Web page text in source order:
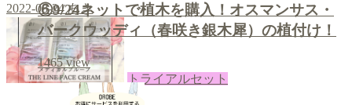
2022-08-24 あき
トライアルセット
⑥9/24ネットで植木を購入！オスマンサス・
バークウッディ（春咲き銀木犀）の植付け！
1465view